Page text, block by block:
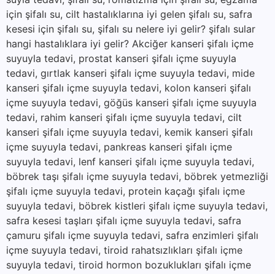
için şifalı su, cilt hastalıklarına iyi gelen şifalı su, safra
kesesi için şifalı su, şifalı su nelere iyi gelir? şifalı sular
hangi hastalıklara iyi gelir? Akciğer kanseri şifalı içme
suyuyla tedavi, prostat kanseri şifalı içme suyuyla
tedavi, gırtlak kanseri şifalı içme suyuyla tedavi, mide
kanseri şifalı içme suyuyla tedavi, kolon kanseri şifalı
içme suyuyla tedavi, göğüs kanseri şifalı içme suyuyla
tedavi, rahim kanseri şifalı içme suyuyla tedavi, cilt
kanseri şifalı içme suyuyla tedavi, kemik kanseri şifalı
içme suyuyla tedavi, pankreas kanseri şifalı içme
suyuyla tedavi, lenf kanseri şifalı içme suyuyla tedavi,
böbrek taşı şifalı içme suyuyla tedavi, böbrek yetmezliği
şifalı içme suyuyla tedavi, protein kaçağı şifalı içme
suyuyla tedavi, böbrek kistleri şifalı içme suyuyla tedavi,
safra kesesi taşları şifalı içme suyuyla tedavi, safra
çamuru şifalı içme suyuyla tedavi, safra enzimleri şifalı
içme suyuyla tedavi, tiroid rahatsızlıkları şifalı içme
suyuyla tedavi, tiroid hormon bozuklukları şifalı içme